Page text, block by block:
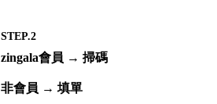
STEP.2
zingala會員 → 掃碼
非會員 → 填單